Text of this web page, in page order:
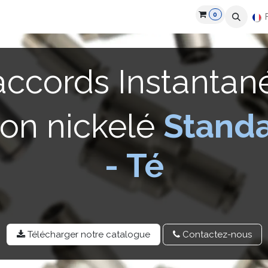
Recrutement Ressources
0
nickelé
- Té
Télécharger notre catalo​​gue Contactez-​​nou​​s